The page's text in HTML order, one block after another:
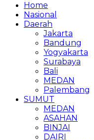
Home
Nasional
Daerah
Jakarta
Bandung
Yogyakarta
Surabaya
Bali
MEDAN
Palembang
SUMUT
MEDAN
ASAHAN
BINJAI
DAIRI